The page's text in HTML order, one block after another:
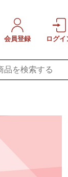
会員登録 ログイ